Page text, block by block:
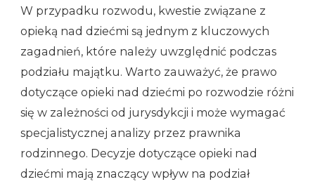
W przypadku rozwodu, kwestie związane z
opieką nad dziećmi są jednym z kluczowych
zagadnień, które należy uwzględnić podczas
podziału majątku. Warto zauważyć, że prawo
dotyczące opieki nad dziećmi po rozwodzie różni
się w zależności od jurysdykcji i może wymagać
specjalistycznej analizy przez prawnika
rodzinnego. Decyzje dotyczące opieki nad
dziećmi mają znaczący wpływ na podział